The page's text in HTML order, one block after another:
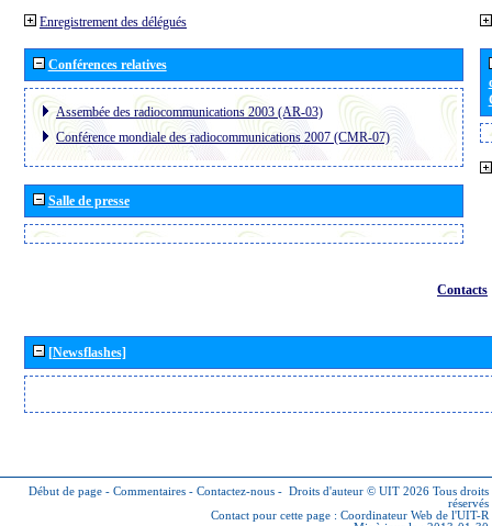
Enregistrement des délégués
Conférences relatives
Assembée des radiocommunications 2003 (AR-03)
Conférence mondiale des radiocommunications 2007 (CMR-07)
Salle de presse
Contacts
[Newsflashes]
Début de page - Commentaires - Contactez-nous - Droits d'auteur © UIT 2026 Tous droits
réservés
Contact pour cette page : Coordinateur Web de l'UIT-R